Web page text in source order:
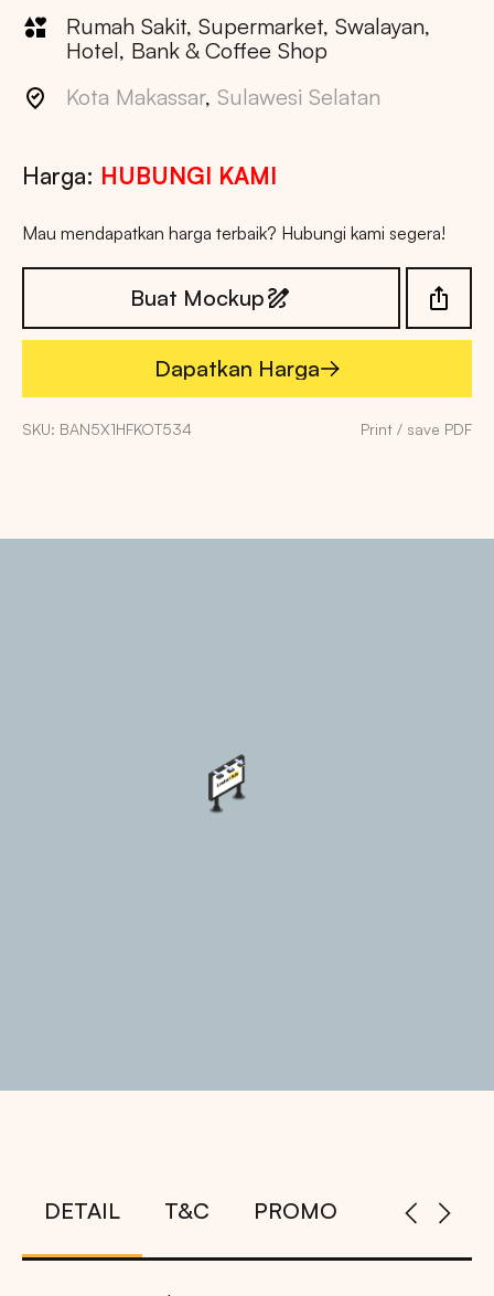
Rumah Sakit, Supermarket, Swalayan,
Hotel, Bank & Coffee Shop
Kota Makassar, Sulawesi Selatan
Harga: HUBUNGI KAMI
Mau mendapatkan harga terbaik? Hubungi kami segera!
Buat Mockup
Dapatkan Harga
Dapatkan Harga
SKU: BAN5X1HFKOT534 Print / save PDF
DETAIL T&C PROMO